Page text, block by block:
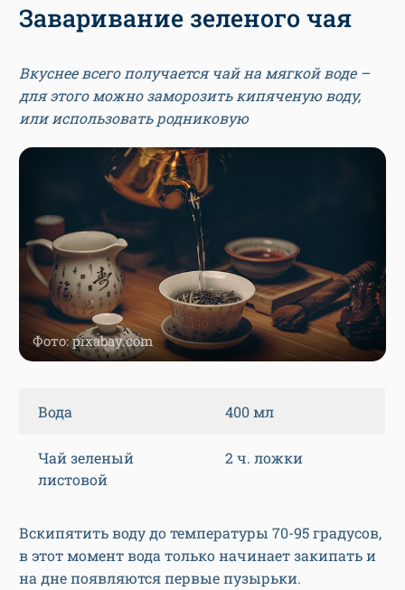
Заваривание зеленого чая
Вкуснее всего получается чай на мягкой воде –
для этого можно заморозить кипяченую воду,
или использовать родниковую
Фото: pixabay.com
Вода 400 мл
Чай зеленый
листовой
2 ч. ложки
Вскипятить воду до температуры 70-95 градусов,
в этот момент вода только начинает закипать и
на дне появляются первые пузырьки.